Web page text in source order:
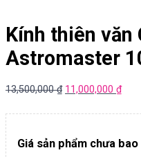
Kính thiên văn
Astromaster
13,500,000₫ 11,000,000 ₫
Giá sản phẩm chưa bao